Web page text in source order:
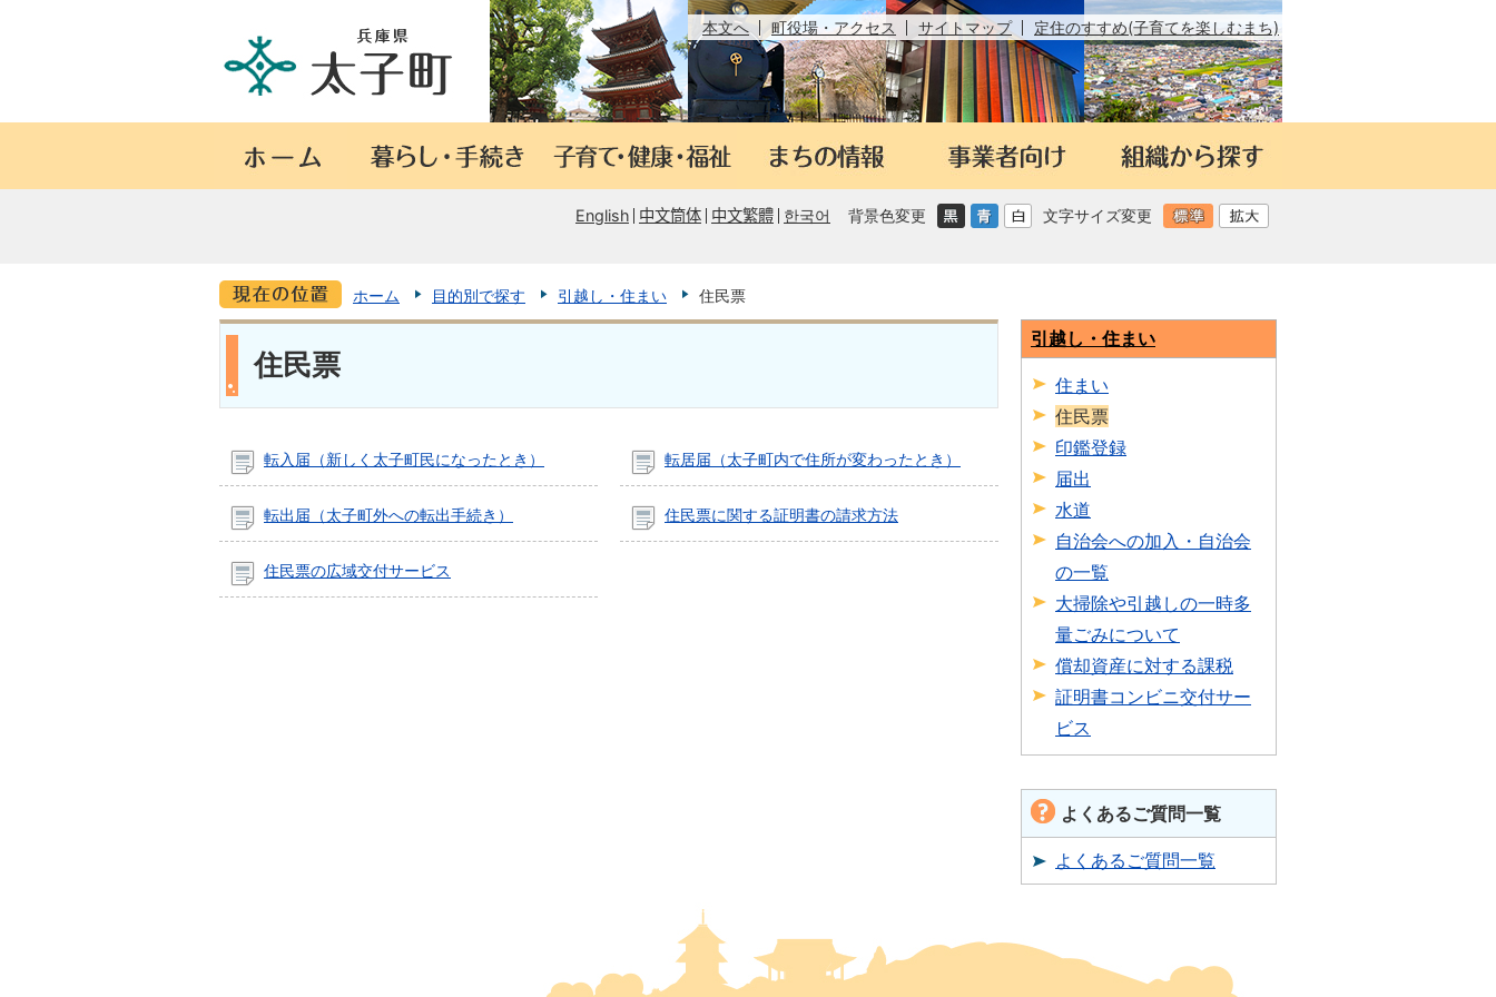
本文へ 町役場・アクセス サイトマップ 定住のすすめ(子育てを楽しむまち)
English 中文筒体 中文繁體 한국어 背景色変更 文字サイズ変更
ホーム 目的別で探す 引越し・住まい 住民票
住民票
転入届（新しく太子町民になったとき） 転居届（太子町内で住所が変わったとき）
転出届（太子町外への転出手続き） 住民票に関する証明書の請求方法
住民票の広域交付サービス
引越し・住まい
住まい
住民票
印鑑登録
届出
水道
自治会への加入・自治会
の一覧
大掃除や引越しの一時多
量ごみについて
償却資産に対する課税
証明書コンビニ交付サー
ビス
よくあるご質問一覧
よくあるご質問一覧